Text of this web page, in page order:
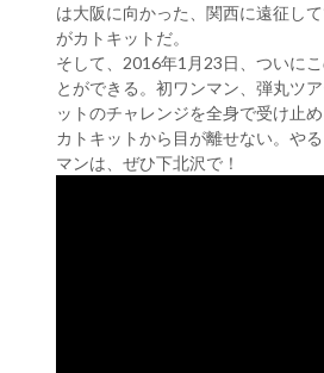
は大阪に向かった、関西に遠征し
がカトキットだ。
そして、2016年1月23日、ついに
とができる。初ワンマン、弾丸ツ
ットのチャレンジを全身で受け止
カトキットから目が離せない。や
マンは、ぜひ下北沢で！